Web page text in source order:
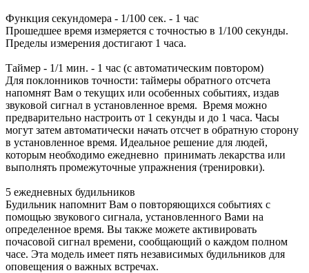
Функция секундомера - 1/100 сек. - 1 час
Прошедшее время измеряется с точностью в 1/100 секунды.
Пределы измерения достигают 1 часа.
Таймер - 1/1 мин. - 1 час (с автоматическим повтором)
Для поклонников точности: таймеры обратного отсчета
напомнят Вам о текущих или особенных событиях, издав
звуковой сигнал в установленное время. Время можно
предварительно настроить от 1 секунды и до 1 часа. Часы
могут затем автоматически начать отсчет в обратную сторону
в установленное время. Идеальное решение для людей,
которым необходимо ежедневно принимать лекарства или
выполнять промежуточные упражнения (тренировки).
5 ежедневных будильников
Будильник напомнит Вам о повторяющихся событиях с
помощью звукового сигнала, установленного Вами на
определенное время. Вы также можете активировать
почасовой сигнал времени, сообщающий о каждом полном
часе. Эта модель имеет пять независимых будильников для
оповещения о важных встречах.